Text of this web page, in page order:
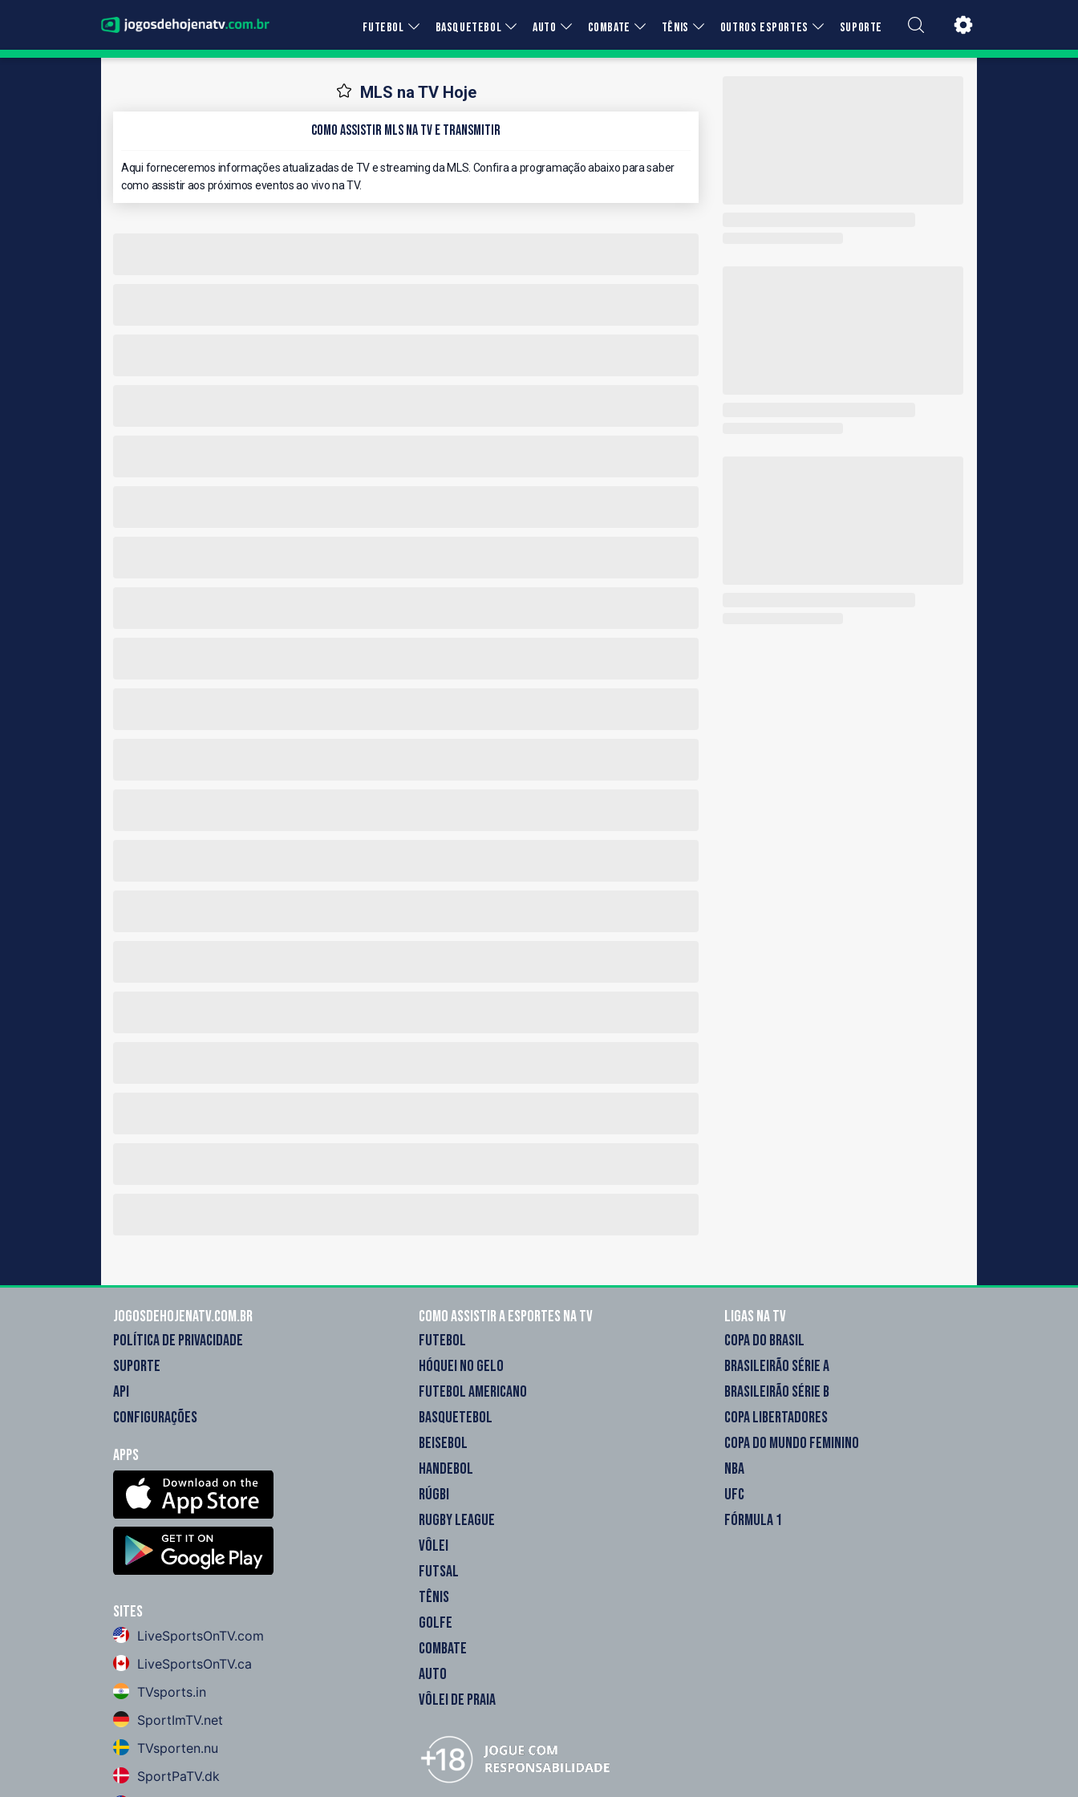
FUTEBOL BASQUETEBOL AUTO COMBATE TÊNIS OUTROS ESPORTES SUPORTE
MLS na TV Hoje
Como Assistir MLS na TV e Transmitir
Aqui forneceremos informações atualizadas de TV e streaming da MLS. Confira a programação abaixo para saber
como assistir aos próximos eventos ao vivo na TV.
Jogosdehojenatv.com.br
POLÍTICA DE PRIVACIDADE
SUPORTE
API
CONFIGURAÇÕES
Apps
Sites
LiveSportsOnTV.com
LiveSportsOnTV.ca
TVsports.in
SportImTV.net
TVsporten.nu
SportPaTV.dk
Como assistir a esportes na TV
FUTEBOL
HÓQUEI NO GELO
FUTEBOL AMERICANO
BASQUETEBOL
BEISEBOL
HANDEBOL
RÚGBI
RUGBY LEAGUE
VÔLEI
FUTSAL
TÊNIS
GOLFE
COMBATE
AUTO
VÔLEI DE PRAIA
Ligas na TV
COPA DO BRASIL
BRASILEIRÃO SÉRIE A
BRASILEIRÃO SÉRIE B
COPA LIBERTADORES
COPA DO MUNDO FEMININO
NBA
UFC
FÓRMULA 1